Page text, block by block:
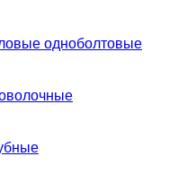
одноболтовые